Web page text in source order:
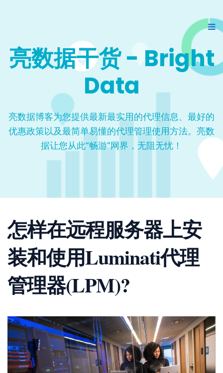
亮数据干货 - Bright
Data
亮数据博客为您提供最新最实用的代理信息、最好的
优惠政策以及最简单易懂的代理管理使用方法。亮数
据让您从此“畅游”网界，无阻无忧！
怎样在远程服务器上安
装和使用Luminati代理
管理器(LPM)?